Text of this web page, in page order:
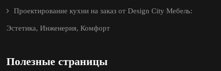
Проектирование кухни на заказ от Design City Мебель:
Эстетика, Инженерия, Комфорт
Полезные страницы